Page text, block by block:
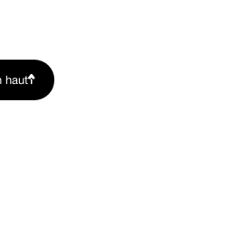
haut